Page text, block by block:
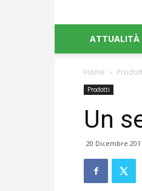
ATTUALITÀ
Home
Prodotti
Un
20 Dicembre